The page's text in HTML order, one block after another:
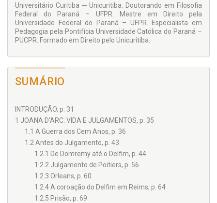
autores procuram obter novos dados que, articulados entre
si, permitem o intercâmbio de ideias que viabilize a
construção de meta pontos-de-vistas. Para a concretização
deste projeto, seus autores resgatam julgamentos e
personagens célebres que se convertem em exemplos
particularidades e generalizações histórico-jurídicas. É um
convite à reflexão por intermédio de cânones interpretativos
que fogem ao convencional. Ao mesmo tempo científico e
conceitual que se distancia do lugar comum. Esse é o
propósito. Buscar no caleidoscópio dos múltiplos
conhecimentos o compartilhamento do saber
transformador. Não é uma coleção somente para juristas.
Poderão debruçar-se sobre cada opúsculo todos aqueles que
desejam pensar a justiça por suas variáveis dimensões
conceituais.
Coordenadores:
Luiz Eduardo Gunther
Marcelo Bueno Mendes
Universitário Curitiba ─ Unicuritiba. Doutorando em Filosofia
Federal do Paraná – UFPR. Mestre em Direito pela
Universidade Federal do Paraná – UFPR. Especialista em
Pedagogia pela Pontifícia Universidade Católica do Paraná –
PUCPR. Formado em Direito pelo Unicuritiba.
SUMÁRIO
INTRODUÇÃO, p. 31
1 JOANA D’ARC: VIDA E JULGAMENTOS, p. 35
1.1 A Guerra dos Cem Anos, p. 36
1.2 Antes do Julgamento, p. 43
1.2.1 De Domremy até o Delfim, p. 44
1.2.2 Julgamento de Poitiers, p. 56
1.2.3 Orleans, p. 60
1.2.4 A coroação do Delfim em Reims, p. 64
1.2.5 Prisão, p. 69